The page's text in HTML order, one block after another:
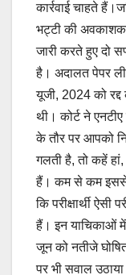
कार्रवाई चाहते
भट्टी की
जारी करते हुए दो
है। अदालत पेपर
यूजी, 2024 को
थी। कोर्ट ने
के तौर पर आपको
गलती है, तो कहें
हैं। कम से कम इससे
कि परीक्षार्थी
हैं। इन याचिकाओं
जून को नतीजे घोषित
पर भी सवाल